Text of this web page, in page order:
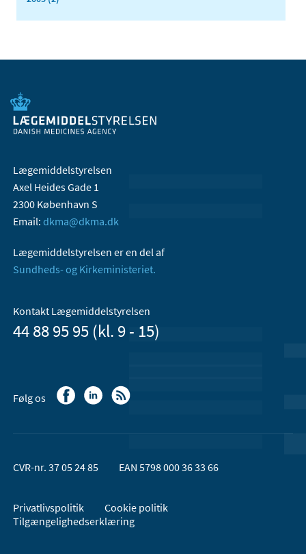
Lægemiddelstyrelsen
Axel Heides Gade 1
2300 København S
Email: dkma@dkma.dk
Lægemiddelstyrelsen er en del af
Sundheds- og Kirkeministeriet.
Kontakt Lægemiddelstyrelsen
44 88 95 95 (kl. 9 - 15)
Følg os
CVR-nr. 37 05 24 85 EAN 5798 000 36 33 66
Privatlivspolitik
Cookie politik
Tilgængelighedserklæring